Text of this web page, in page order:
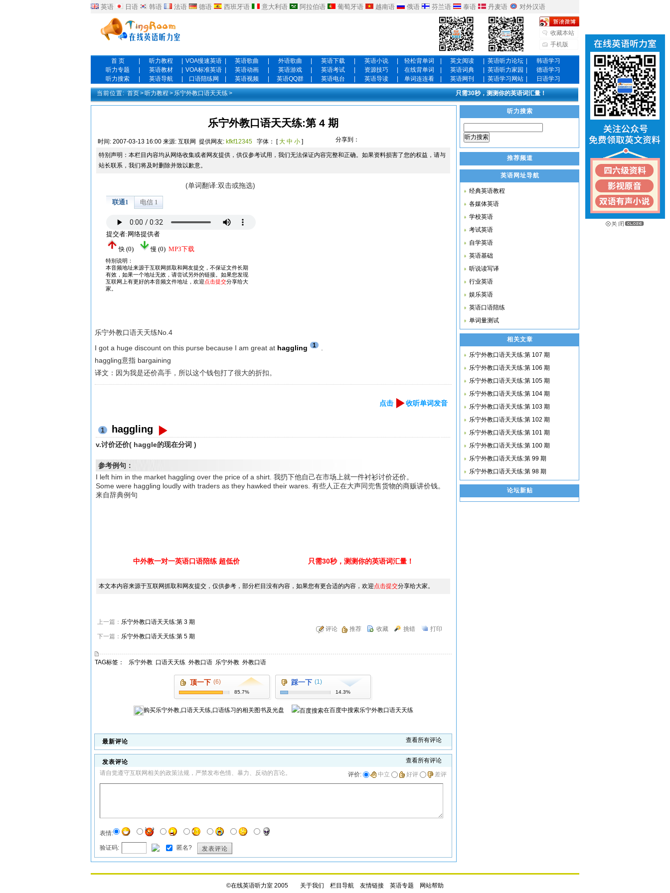
英语 日语 韩语 法语 德语 西班牙语 意大利语 阿拉伯语 葡萄牙语 越南语 俄语 芬兰语 泰语 丹麦语 对外汉语
收藏本站
手机版
首 页 听力教程 VOA慢速英语 英语歌曲 外语歌曲 英语下载 英语小说 轻松背单词 英文阅读 英语听力论坛
韩语学习
听力专题
英语教材 VOA标准英语 英语动画 英语游戏 英语考试 资源技巧 在线背单词 英语词典 英语听力家园
德语学习
听力搜索
英语导航 口语陪练网 英语视频 英语QQ群 英语电台 英语导读 单词连连看 英语网刊 英语学习网站 日语学习
当前位置: 首页>听力教程 > 乐宁外教口语天天练> 只需30秒，测测你的英语词汇量！
乐宁外教口语天天练:第 4 期
时间: 2007-03-13 16:00 来源: 互联网 提供网友: kfkf12345 字体： [大 中 小 ] 分享到：
特别声明：本栏目内容均从网络收集或者网友提供，供仅参考试用，我们无法保证内容完整和正确。如果资料损害了您的权益，请与
站长联系，我们将及时删除并致以歉意。
(单词翻译:双击或拖选)
乐宁外教口语天天练No.4
I got a huge discount on this purse because I am great at haggling 1
haggling意指 bargaining
译文：因为我是还价高手，所以这个钱包打了很大的折扣。
点击 收听单词发音
1 haggling
v.讨价还价( haggle的现在分词 )
参考例句：
I left him in the market haggling over the price of a shirt. 我扔下他自己在市场上就一件衬衫讨价还价。
Some were haggling loudly with traders as they hawked their wares. 有些人正在大声同兜售货物的商贩讲价钱。
来自辞典例句
中外教一对一英语口语陪练 超低价 只需30秒，测测你的英语词汇量！
本文本内容来源于互联网抓取和网友提交，仅供参考，部分栏目没有内容，如果您有更合适的内容，欢迎点击提交分享给大家。
上一篇： 乐宁外教口语天天练:第 3 期
下一篇： 乐宁外教口语天天练:第 5 期
评论 推荐 收藏 挑错 打印
TAG标签： 乐宁外教 口语天天练 外教口语 乐宁外教 外教口语
顶一下 (6)
85.7%
踩一下 (1)
14.3%
购买乐宁外教,口语天天练,口语练习 的相关图书及光盘 在百度中搜索乐宁外教口语天天练
最新评论 查看所有评论
发表评论
查看所有评论
请自觉遵守互联网相关的政策法规，严禁发布色情、暴力、反动的言论。
评价: 中立 好评 差评
表情:
验证码: 匿名? 发表评论
听力搜索
听力搜索
推荐频道
英语网址导航
经典英语教程
各媒体英语
学校英语
考试英语
自学英语
英语基础
听说读写译
行业英语
娱乐英语
英语口语陪练
单词量测试
相关文章
乐宁外教口语天天练:第 107 期
乐宁外教口语天天练:第 106 期
乐宁外教口语天天练:第 105 期
乐宁外教口语天天练:第 104 期
乐宁外教口语天天练:第 103 期
乐宁外教口语天天练:第 102 期
乐宁外教口语天天练:第 101 期
乐宁外教口语天天练:第 100 期
乐宁外教口语天天练:第 99 期
乐宁外教口语天天练:第 98 期
论坛新贴
©在线英语听力室 2005 关于我们 栏目导航 友情链接 英语专题 网站帮助